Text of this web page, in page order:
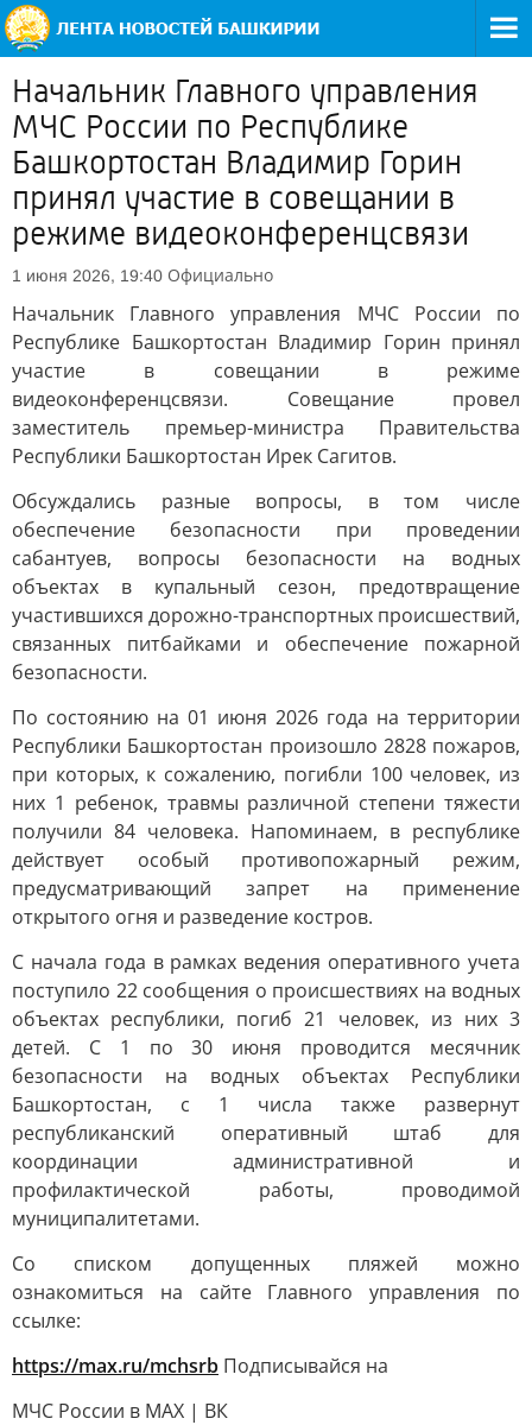
Начальник Главного управления
МЧС России по Республике
Башкортостан Владимир Горин
принял участие в совещании в
режиме видеоконференцсвязи
1 июня 2026, 19:40 Официально
Начальник Главного управления МЧС России по
Республике Башкортостан Владимир Горин принял
участие в совещании в режиме
видеоконференцсвязи. Совещание провел
заместитель премьер-министра Правительства
Республики Башкортостан Ирек Сагитов.
Обсуждались разные вопросы, в том числе
обеспечение безопасности при проведении
сабантуев, вопросы безопасности на водных
объектах в купальный сезон, предотвращение
участившихся дорожно-транспортных происшествий,
связанных питбайками и обеспечение пожарной
безопасности.
По состоянию на 01 июня 2026 года на территории
Республики Башкортостан произошло 2828 пожаров,
при которых, к сожалению, погибли 100 человек, из
них 1 ребенок, травмы различной степени тяжести
получили 84 человека. Напоминаем, в республике
действует особый противопожарный режим,
предусматривающий запрет на применение
открытого огня и разведение костров.
С начала года в рамках ведения оперативного учета
поступило 22 сообщения о происшествиях на водных
объектах республики, погиб 21 человек, из них 3
детей. С 1 по 30 июня проводится месячник
безопасности на водных объектах Республики
Башкортостан, с 1 числа также развернут
республиканский оперативный штаб для
координации административной и
профилактической работы, проводимой
муниципалитетами.
Со списком допущенных пляжей можно
ознакомиться на сайте Главного управления по
ссылке:
https://max.ru/mchsrb Подписывайся на
МЧС России в MAX | ВК